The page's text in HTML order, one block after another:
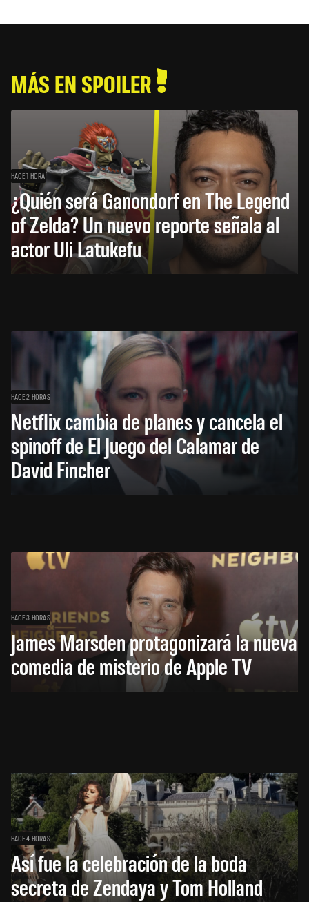
MÁS EN SPOILER
HACE 1 HORA
¿Quién será Ganondorf en The Legend
of Zelda? Un nuevo reporte señala al
actor Uli Latukefu
HACE 2 HORAS
Netflix cambia de planes y cancela el
spinoff de El Juego del Calamar de
David Fincher
HACE 3 HORAS
James Marsden protagonizará la nueva
comedia de misterio de Apple TV
HACE 4 HORAS
Así fue la celebración de la boda
secreta de Zendaya y Tom Holland